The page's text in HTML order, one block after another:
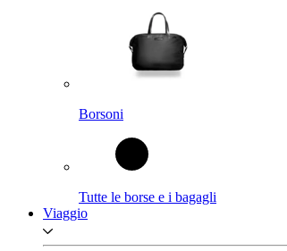
Borsoni
Tutte le borse e i bagagli
Viaggio